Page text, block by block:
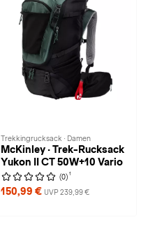
Trekkingrucksack · Damen
McKinley · Trek-Rucksack
Yukon II CT 50W+10 Vario
(0) 1
150,99 € UVP 239,99 €